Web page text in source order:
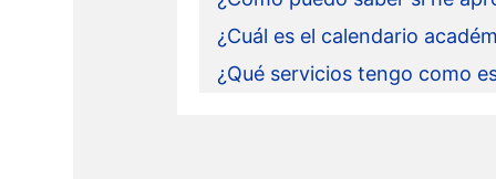
¿Cuál es el calendario
¿Qué servicios tengo como